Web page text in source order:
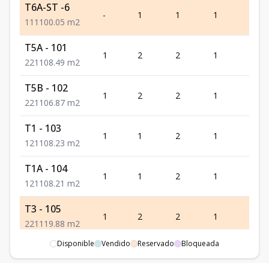
T6A-ST -6
1 1 1 100.05 m2
- 1 1 1
T5A - 101
221 108.49 m2
1 2 2 1
T5B - 102
221 106.87 m2
1 2 2 1
T1 - 103
1 21 108.23 m2
1 1 2 1
T1A - 104
1 21 108.21 m2
1 1 2 1
T3 - 105
221 119.88 m2
1 2 2 1
T3 - 106
1 2 2 1 1
Disponible Vendido Reservado Bloqueada